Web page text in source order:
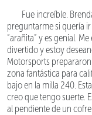
Fue increíble.
preguntarme si quería
“arañita” y es genial.
divertido y estoy
Motorsports
zona fantástica para
bajo en la milla 240.
creo que tengo suerte.
al pendiente de un